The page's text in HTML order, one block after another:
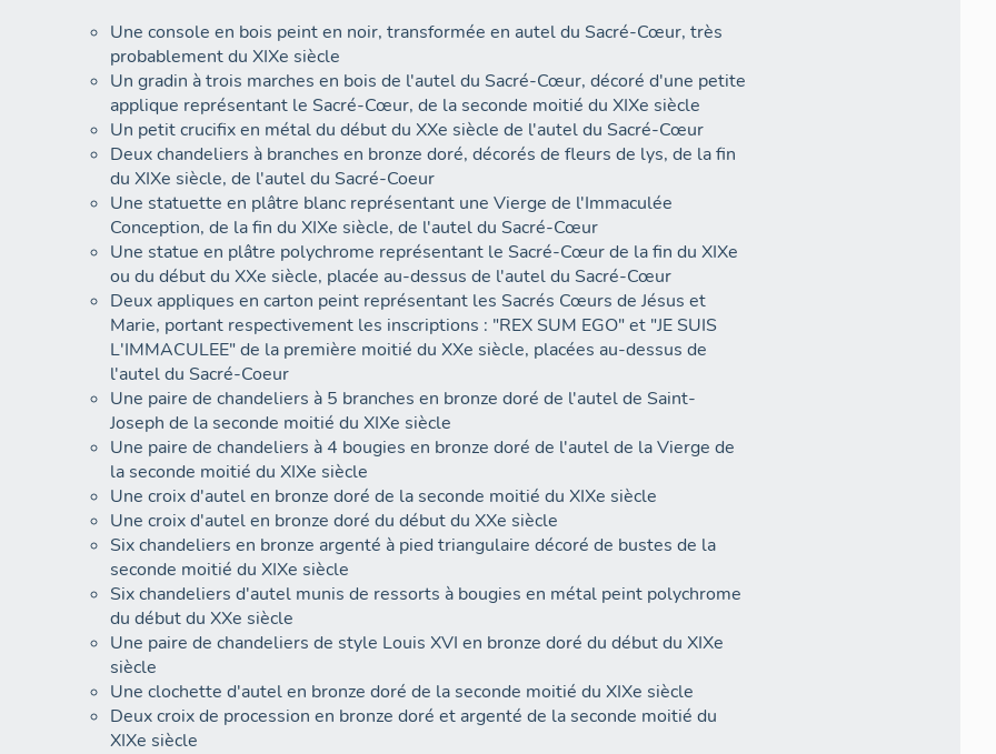
Une console en bois peint en noir, transformée en autel du Sacré-Cœur, très
probablement du XIXe siècle
Un gradin à trois marches en bois de l'autel du Sacré-Cœur, décoré d'une petite
applique représentant le Sacré-Cœur, de la seconde moitié du XIXe siècle
Un petit crucifix en métal du début du XXe siècle de l'autel du Sacré-Cœur
Deux chandeliers à branches en bronze doré, décorés de fleurs de lys, de la fin
du XIXe siècle, de l'autel du Sacré-Coeur
Une statuette en plâtre blanc représentant une Vierge de l'Immaculée
Conception, de la fin du XIXe siècle, de l'autel du Sacré-Cœur
Une statue en plâtre polychrome représentant le Sacré-Cœur de la fin du XIXe
ou du début du XXe siècle, placée au-dessus de l'autel du Sacré-Cœur
Deux appliques en carton peint représentant les Sacrés Cœurs de Jésus et
Marie, portant respectivement les inscriptions : "REX SUM EGO" et "JE SUIS
L'IMMACULEE" de la première moitié du XXe siècle, placées au-dessus de
l'autel du Sacré-Coeur
Une paire de chandeliers à 5 branches en bronze doré de l'autel de Saint-
Joseph de la seconde moitié du XIXe siècle
Une paire de chandeliers à 4 bougies en bronze doré de l'autel de la Vierge de
la seconde moitié du XIXe siècle
Une croix d'autel en bronze doré de la seconde moitié du XIXe siècle
Une croix d'autel en bronze doré du début du XXe siècle
Six chandeliers en bronze argenté à pied triangulaire décoré de bustes de la
seconde moitié du XIXe siècle
Six chandeliers d'autel munis de ressorts à bougies en métal peint polychrome
du début du XXe siècle
Une paire de chandeliers de style Louis XVI en bronze doré du début du XIXe
siècle
Une clochette d'autel en bronze doré de la seconde moitié du XIXe siècle
Deux croix de procession en bronze doré et argenté de la seconde moitié du
XIXe siècle